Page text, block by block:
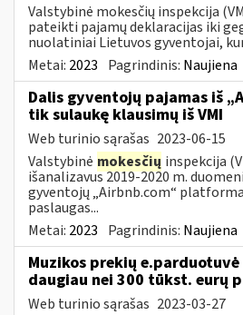
Valstybinė mokesčių inspekcija
pateikti pajamų deklaracijas iki
nuolatiniai Lietuvos gyventojai,
Metai: 2023 Pagrindinis: Naujiena
Dalis gyventojų pajamas iš
tik sulaukę klausimų iš VMI
Web turinio sąrašas 2023-06-15
Valstybinė mokesčių inspekcija
išanalizavus 2019-2020 m.
gyventojų „Airbnb.com“
paslaugas...
Metai: 2023 Pagrindinis: Naujiena
Muzikos prekių
daugiau nei 300 tūkst. eurų
Web turinio sąrašas 2023-03-27